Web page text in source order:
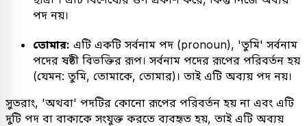
পদ নয়।
তোমার: এটি একটি সর্বনাম পদ (pronoun), 'তুমি' সর্বনাম
পদের ষষ্ঠী বিভক্তির রূপ। সর্বনাম পদের রূপের পরিবর্তন হয়
(যেমন: তুমি, তোমাকে, তোমার)। তাই এটি অব্যয় পদ নয়।
সুতরাং, 'অথবা' পদটির কোনো রূপের পরিবর্তন হয় না এবং এটি
দুটি পদ বা বাক্যকে সংযুক্ত করতে ব্যবহৃত হয়, তাই এটি অব্যয়